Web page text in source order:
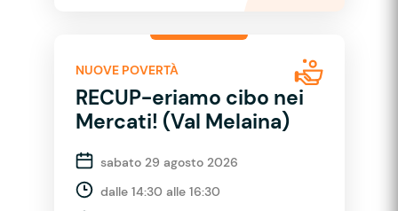
NUOVE POVERTÀ
RECUP-eriamo cibo nei
Mercati! (Val Melaina)
sabato 29 agosto 2026
dalle 14:30 alle 16:30